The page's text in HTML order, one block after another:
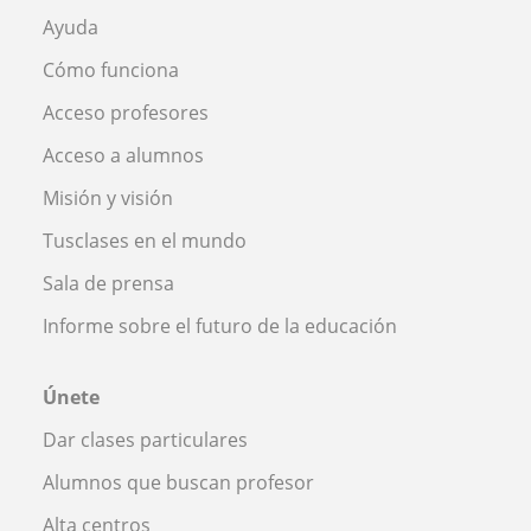
Ayuda
Cómo funciona
Acceso profesores
Acceso a alumnos
Misión y visión
Tusclases en el mundo
Sala de prensa
Informe sobre el futuro de la educación
Únete
Dar clases particulares
Alumnos que buscan profesor
Alta centros